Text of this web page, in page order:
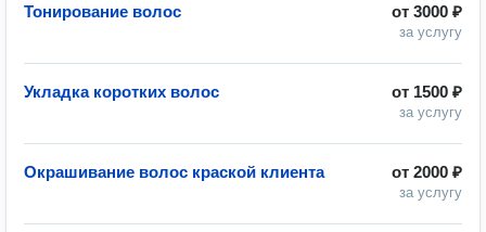
от 3000 ₽
за услугу
Тонирование волос
от 1500 ₽
за услугу
Укладка коротких волос
от 2000 ₽
за услугу
Окрашивание волос краской клиента